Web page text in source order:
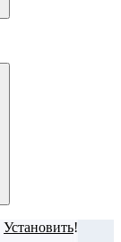
Установить!